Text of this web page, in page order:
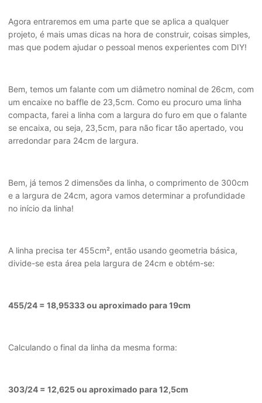
Agora entraremos em uma parte que se aplica a qualquer
projeto, é mais umas dicas na hora de construir, coisas simples,
mas que podem ajudar o pessoal menos experientes com DIY!
Bem, temos um falante com um diâmetro nominal de 26cm, com
um encaixe no baffle de 23,5cm. Como eu procuro uma linha
compacta, farei a linha com a largura do furo em que o falante
se encaixa, ou seja, 23,5cm, para não ficar tão apertado, vou
arredondar para 24cm de largura.
Bem, já temos 2 dimensões da linha, o comprimento de 300cm
e a largura de 24cm, agora vamos determinar a profundidade
no início da linha!
A linha precisa ter 455cm², então usando geometria básica,
divide-se esta área pela largura de 24cm e obtém-se:
455/24 = 18,95333 ou aproximado para 19cm
Calculando o final da linha da mesma forma:
303/24 = 12,625 ou aproximado para 12,5cm